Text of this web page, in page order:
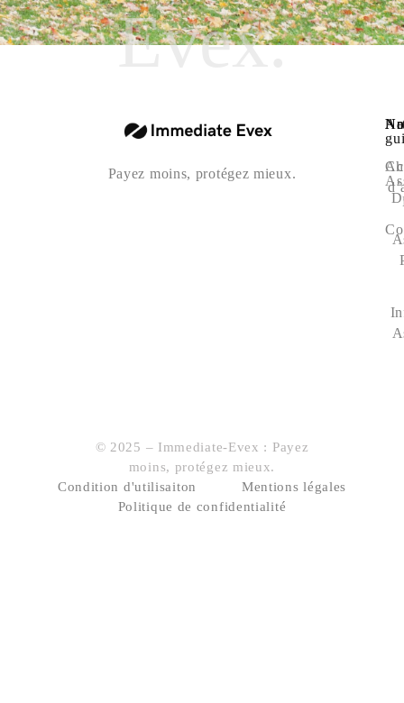
Evex.
Payez moins, protégez mieux.
© 2025 – Immediate-Evex : Payez
moins, protégez mieux.
Condition d'utilisaiton
Mentions légales
Politique de confidentialité